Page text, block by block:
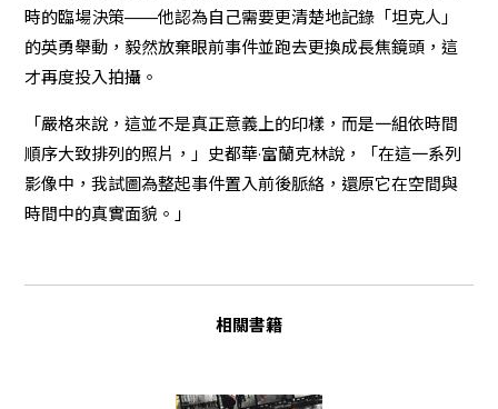
時的臨場決策——他認為自己需要更清楚地記錄「坦克人」
的英勇舉動，毅然放棄眼前事件並跑去更換成長焦鏡頭，這
才再度投入拍攝。
「嚴格來說，這並不是真正意義上的印樣，而是一組依時間
順序大致排列的照片，」史都華·富蘭克林說，「在這一系列
影像中，我試圖為整起事件置入前後脈絡，還原它在空間與
時間中的真實面貌。」
相關書籍